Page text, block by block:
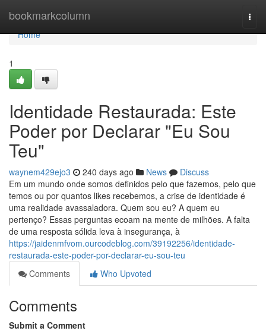
bookmarkcolumn
Home
Home
1
Identidade Restaurada: Este
Poder por Declarar "Eu Sou
Teu"
waynem429ejo3 240 days ago News
Discuss
Em um mundo onde somos definidos pelo que fazemos, pelo que
temos ou por quantos likes recebemos, a crise de identidade é
uma realidade avassaladora. Quem sou eu? A quem eu
pertenço? Essas perguntas ecoam na mente de milhões. A falta
de uma resposta sólida leva à insegurança, à
https://jaidenmfvom.ourcodeblog.com/39192256/identidade-
restaurada-este-poder-por-declarar-eu-sou-teu
Comments
Who Upvoted
Comments
Submit a Comment